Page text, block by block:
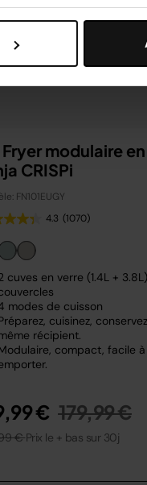
Fryer modulaire
CRISPi
FN101EUGY
4.3 (1070)
cuves en verre (1.4L +
modes de cuisson
cuisinez,
récipient.
compact, facile
€ Prix réduit
179,99 €au
€Prix le + bas sur 30j